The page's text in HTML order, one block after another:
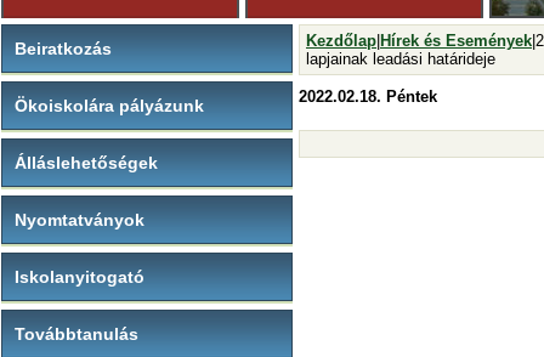
Beiratkozás
Ökoiskolára pályázunk
Álláslehetőségek
Nyomtatványok
Iskolanyitogató
Továbbtanulás
Kezdőlap Hírek és Események
lapjainak leadási határideje
2022.02.18. Péntek